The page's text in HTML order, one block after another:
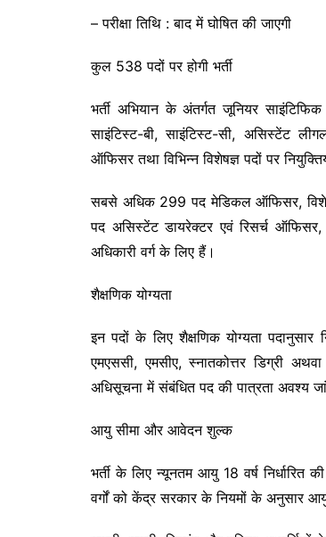
– परीक्षा तिथि : बाद में घोषित की जाएगी
कुल 538 पदों पर होगी भर्ती
भर्ती अभियान के अंतर्गत जूनियर
साइंटिस्ट-बी, साइंटिस्ट-सी, असिस्टेंट
ऑफिसर तथा विभिन्न विशेषज्ञ पदों पर
सबसे अधिक 299 पद मेडिकल ऑफिसर,
पद असिस्टेंट डायरेक्टर एवं रिसर्च
अधिकारी वर्ग के लिए हैं।
शैक्षणिक योग्यता
इन पदों के लिए शैक्षणिक योग्यता पदानुसार
एमएससी, एमसीए, स्नातकोत्तर डिग्री
अधिसूचना में संबंधित पद की पात्रता अवश्य
आयु सीमा और आवेदन शुल्क
भर्ती के लिए न्यूनतम आयु 18 वर्ष
वर्गों को केंद्र सरकार के नियमों के अनुसार